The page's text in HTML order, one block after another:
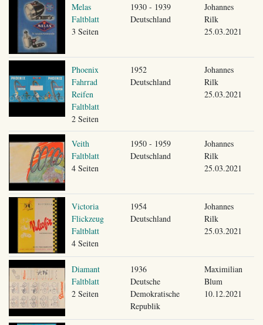
Melas
Faltblatt
3 Seiten
1930 - 1939
Deutschland
Johannes
Rilk
25.03.2021
Phoenix
Fahrrad
Reifen
Faltblatt
2 Seiten
1952
Deutschland
Johannes
Rilk
25.03.2021
Veith
Faltblatt
4 Seiten
1950 - 1959
Deutschland
Johannes
Rilk
25.03.2021
Victoria
Flickzeug
Faltblatt
4 Seiten
1954
Deutschland
Johannes
Rilk
25.03.2021
Diamant
Faltblatt
2 Seiten
1936
Deutsche
Demokratische
Republik
Maximilian
Blum
10.12.2021